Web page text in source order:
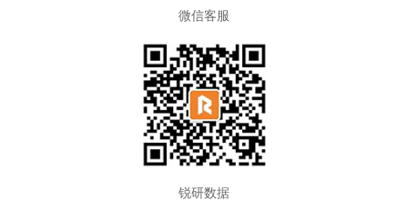
微信客服
锐研数据